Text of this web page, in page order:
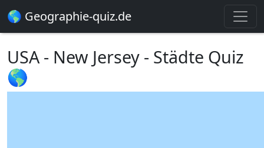
🌎 Geographie-quiz.de
USA - New Jersey - Städte Quiz
🌎